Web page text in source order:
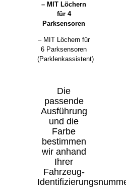
– MIT Löchern
für 4
Parksensoren
– MIT Löchern für
6 Parksensoren
(Parklenkassistent)
Die
passende
Ausführung
und die
Farbe
bestimmen
wir anhand
Ihrer
Fahrzeug-